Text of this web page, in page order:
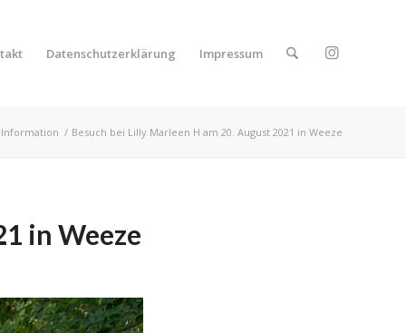
Datenschutzerklärung Impressum
/ Besuch bei Lilly Marleen H am 20. August 2021 in Weeze
in Weeze